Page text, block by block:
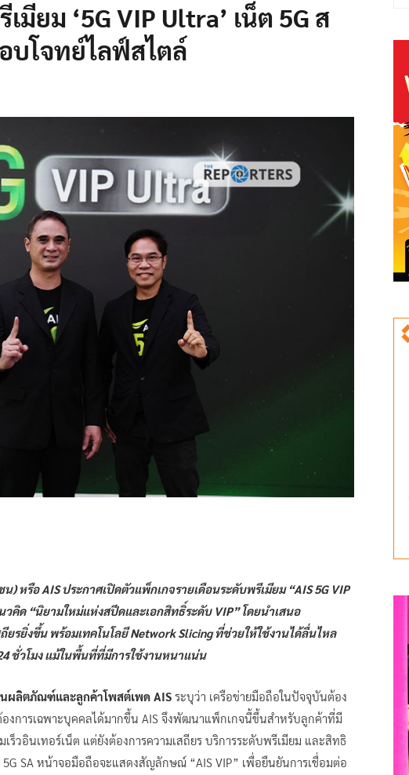
มียม ‘5G VIP Ultra’ เน็ต 5G ส
โจทย์ไลฟ์สไตล์
หรือ AIS ประกาศเปิดตัวแพ็กเกจรายเดือนระดับพรีเมียม “AIS 5G VIP
คิด “นิยามใหม่แห่งสปีดและเอกสิทธิ์ระดับ VIP” โดยนำเสนอ
ยรยิ่งขึ้น พร้อมเทคโนโลยี Network Slicing ที่ช่วยให้ใช้งานได้ลื่นไหล
ชั่วโมง แม้ในพื้นที่ที่มีการใช้งานหนาแน่น
ผลิตภัณฑ์และลูกค้าโพสต์เพด AIS ระบุว่า เครือข่ายมือถือในปัจจุบันต้อง
งการเฉพาะบุคคลได้มากขึ้น AIS จึงพัฒนาแพ็กเกจนี้ขึ้นสำหรับลูกค้าที่มี
ร็วอินเทอร์เน็ต แต่ยังต้องการความเสถียร บริการระดับพรีเมียม และสิทธิ
SA หน้าจอมือถือจะแสดงสัญลักษณ์ “AIS VIP” เพื่อยืนยันการเชื่อมต่อ